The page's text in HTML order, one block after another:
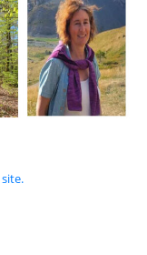
site.